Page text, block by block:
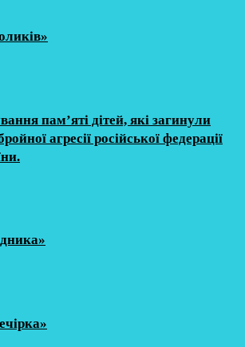
пам’яті дітей, які загинули
агресії російської федерації